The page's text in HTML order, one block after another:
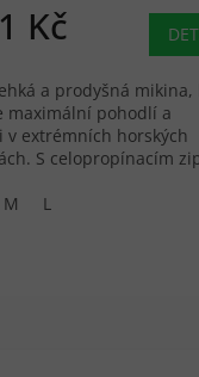
Kč
a prodyšná mikina,
maximální pohodlí a
v extrémních horských
S celopropínacím
M L